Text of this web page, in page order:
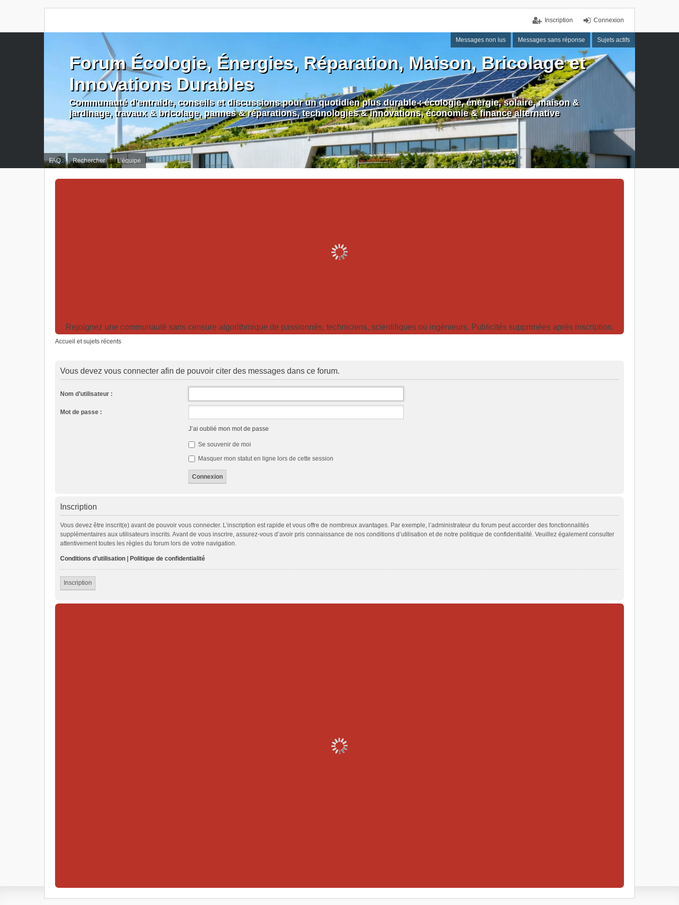
Connexion
Inscription
Messages non lus Messages sans réponse Sujets actifs
FAQ Rechercher L’équipe
Forum Écologie, Énergies, Réparation, Maison, Bricolage et
Innovations Durables
Communauté d'entraide, conseils et discussions pour un quotidien plus durable : écologie, énergie, solaire, maison &
jardinage, travaux & bricolage, pannes & réparations, technologies & innovations, économie & finance alternative
Rejoignez une communauté sans censure algorithmique de passionnés, techniciens, scientifiques ou ingénieurs. Publicités supprimées après inscription.
Accueil et sujets récents
Vous devez vous connecter afin de pouvoir citer des messages dans ce forum.
Nom d’utilisateur :
Mot de passe :
J’ai oublié mon mot de passe
Se souvenir de moi
Masquer mon statut en ligne lors de cette session
Inscription
Vous devez être inscrit(e) avant de pouvoir vous connecter. L’inscription est rapide et vous offre de nombreux avantages. Par exemple, l’administrateur du forum peut accorder des fonctionnalités
supplémentaires aux utilisateurs inscrits. Avant de vous inscrire, assurez-vous d’avoir pris connaissance de nos conditions d’utilisation et de notre politique de confidentialité. Veuillez également consulter
attentivement toutes les règles du forum lors de votre navigation.
Conditions d’utilisation Politique de confidentialité
Inscription